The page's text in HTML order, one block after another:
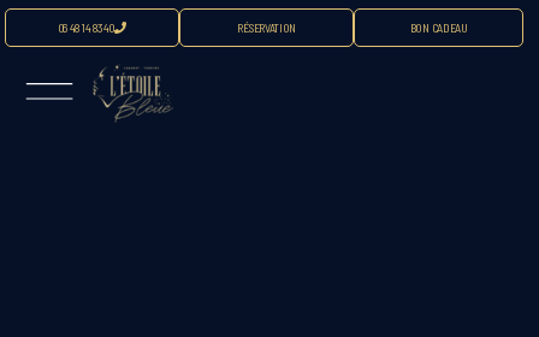
06 48 14 83 40 RÉSERVATION BON CADEAU